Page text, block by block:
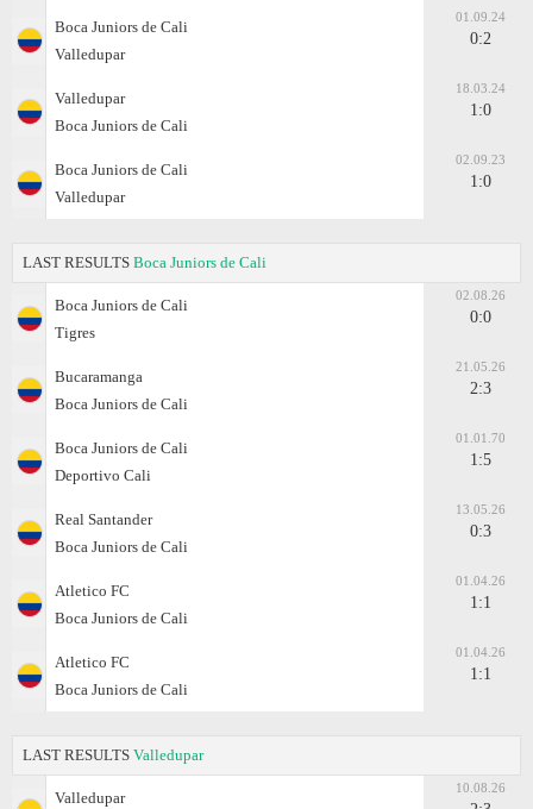
Boca Juniors de Cali
Valledupar
01.09.24
0:2
Valledupar
Boca Juniors de Cali
18.03.24
1:0
Boca Juniors de Cali
Valledupar
02.09.23
1:0
LAST RESULTS Boca Juniors de Cali
Boca Juniors de Cali
Tigres
02.08.26
0:0
Bucaramanga
Boca Juniors de Cali
21.05.26
2:3
Boca Juniors de Cali
Deportivo Cali
01.01.70
1:5
Real Santander
Boca Juniors de Cali
13.05.26
0:3
Atletico FC
Boca Juniors de Cali
01.04.26
1:1
Atletico FC
Boca Juniors de Cali
01.04.26
1:1
LAST RESULTS Valledupar
Valledupar
10.08.26